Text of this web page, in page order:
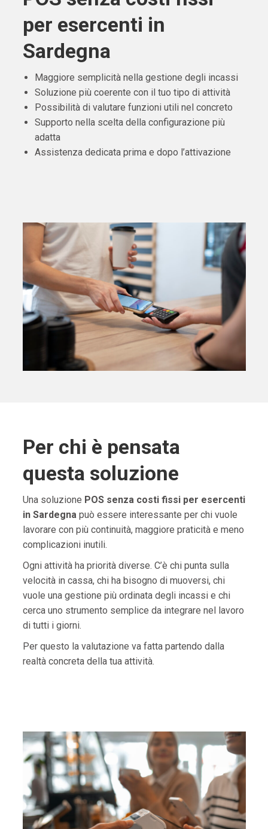
per esercenti in
Sardegna
Maggiore semplicità nella gestione degli incassi
Soluzione più coerente con il tuo tipo di attività
Possibilità di valutare funzioni utili nel concreto
Supporto nella scelta della configurazione più
adatta
Assistenza dedicata prima e dopo l’attivazione
Per chi è pensata
questa soluzione
Una soluzione POS senza costi fissi per esercenti
in Sardegnapuò essere interessante per chi vuole
lavorare con più continuità, maggiore praticità e meno
complicazioni inutili.
Ogni attività ha priorità diverse. C’è chi punta sulla
velocità in cassa, chi ha bisogno di muoversi, chi
vuole una gestione più ordinata degli incassi e chi
cerca uno strumento semplice da integrare nel lavoro
di tutti i giorni.
Per questo la valutazione va fatta partendo dalla
realtà concreta della tua attività.